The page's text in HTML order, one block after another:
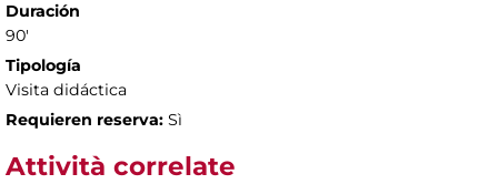
Duración
90'
Tipología
Visita didáctica
Requieren reserva: Sì
Attività correlate